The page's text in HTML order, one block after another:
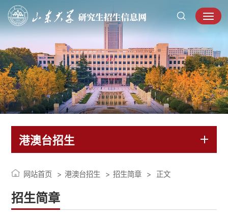
港澳台招生
招生简章
网站首页 港澳台招生 招生简章 正文